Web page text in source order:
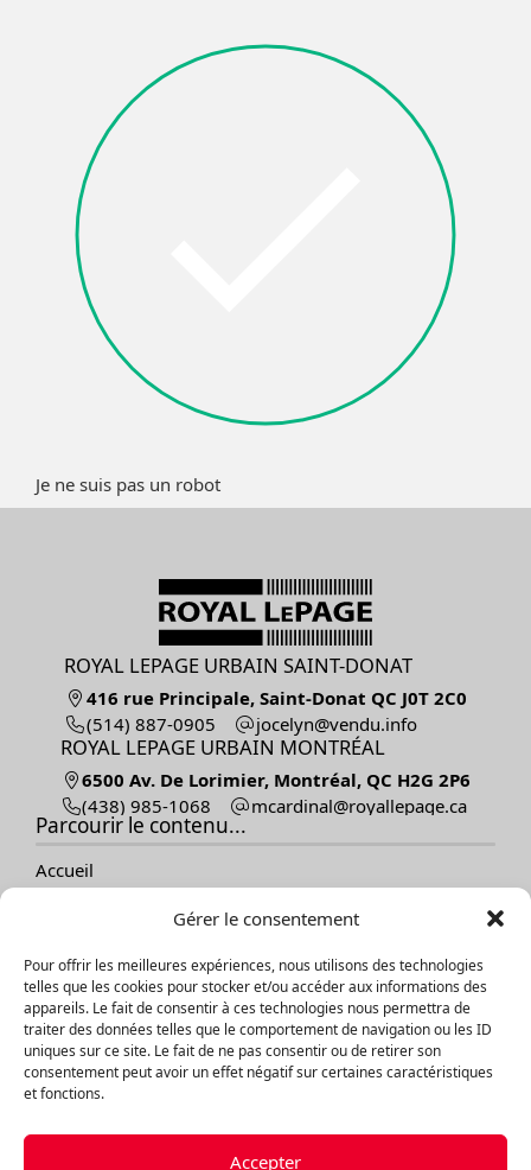
Gérer le consentement
Pour offrir les meilleures expériences, nous utilisons des technologies
telles que les cookies pour stocker et/ou accéder aux informations des
appareils. Le fait de consentir à ces technologies nous permettra de
traiter des données telles que le comportement de navigation ou les ID
uniques sur ce site. Le fait de ne pas consentir ou de retirer son
consentement peut avoir un effet négatif sur certaines caractéristiques
et fonctions.
Accepter
Je ne suis pas un robot
ROYAL LEPAGE URBAIN SAINT-DONAT
416 rue Principale, Saint-Donat QC J0T 2C0
(514) 887-0905
ofni.udnev@nylecoj
ROYAL LEPAGE URBAIN MONTRÉAL
6500 Av. De Lorimier, Montréal, QC H2G 2P6
(438) 985-1068
ac.egapellayor@lanidracm
Parcourir le contenu...
Accueil
Vendre
À propos
Témoignages
Contact
Blogue
Explorer les propriétés